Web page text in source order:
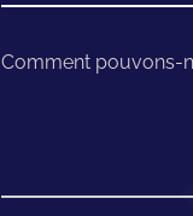
Comment pouvons-